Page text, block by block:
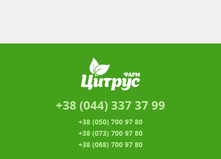
+38 (044) 337 37 99
+38 (050) 700 97 80
+38 (073) 700 97 80
+38 (068) 700 97 80